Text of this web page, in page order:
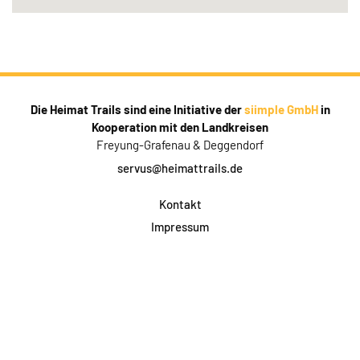
Die Heimat Trails sind eine Initiative dersiimple GmbHin
Kooperation mit den Landkreisen
Freyung-Grafenau & Deggendorf
servus@heimattrails.de
Kontakt
Impressum